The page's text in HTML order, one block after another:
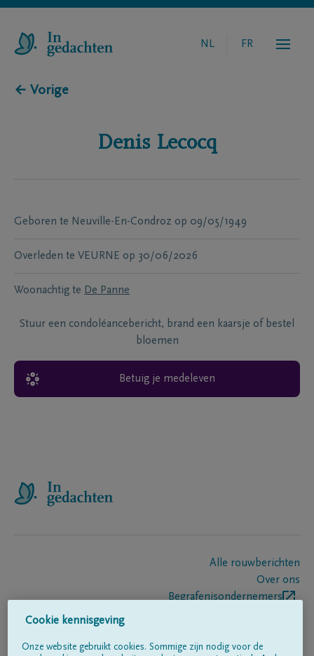
NL FR
← Vorige
Denis Lecocq
Geboren te Neuville-En-Condroz op 09/05/1949
Overleden te VEURNE op 30/06/2026
Woonachtig te De Panne
Stuur een condoléancebericht, brand een kaarsje of bestel
bloemen
Betuig je medeleven
Alle rouwberichten
Over ons
Begrafenisondernemers
Cookie kennisgeving
Onze website gebruikt cookies. Sommige zijn nodig voor de